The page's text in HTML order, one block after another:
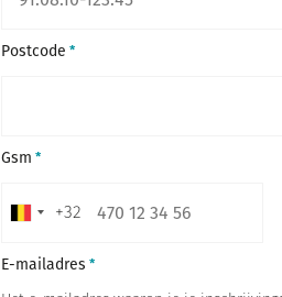
Postcode
Gsm
B
+32
E-mailadres